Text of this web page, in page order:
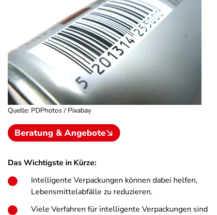
Quelle: PDPhotos / Pixabay
Beratung & Angebote
Das Wichtigste in Kürze:
Intelligente Verpackungen können dabei helfen,
Lebensmittelabfälle zu reduzieren.
Viele Verfahren für intelligente Verpackungen sind